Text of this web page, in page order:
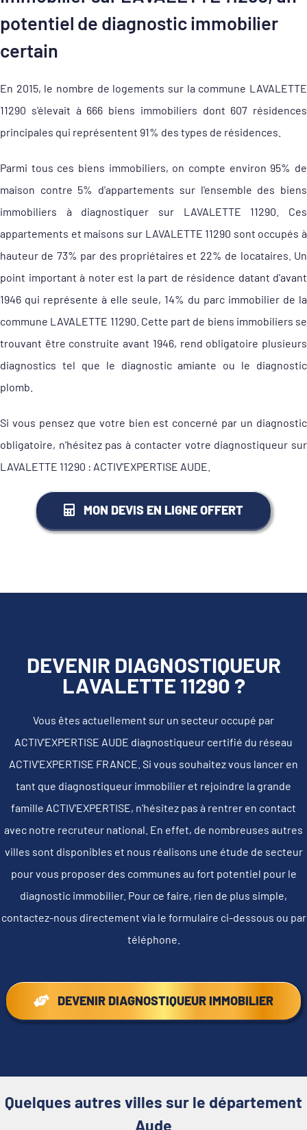
potentiel de diagnostic immobilier
certain
En 2015, le nombre de logements sur la commune LAVALETTE
11290 s'élevait à 666 biens immobiliers dont 607 résidences
principales qui représentent 91% des types de résidences.
Parmi tous ces biens immobiliers, on compte environ 95% de
maison contre 5% d'appartements sur l'ensemble des biens
immobiliers à diagnostiquer sur LAVALETTE 11290. Ces
appartements et maisons sur LAVALETTE 11290 sont occupés à
hauteur de 73% par des propriétaires et 22% de locataires. Un
point important à noter est la part de résidence datant d'avant
1946 qui représente à elle seule, 14% du parc immobilier de la
commune LAVALETTE 11290. Cette part de biens immobiliers se
trouvant être construite avant 1946, rend obligatoire plusieurs
diagnostics tel que le diagnostic amiante ou le diagnostic
plomb.
Si vous pensez que votre bien est concerné par un diagnostic
obligatoire, n'hésitez pas à contacter votre diagnostiqueur sur
LAVALETTE 11290 : ACTIV'EXPERTISE AUDE.
MON DEVIS EN LIGNE OFFERT
DEVENIR DIAGNOSTIQUEUR
LAVALETTE 11290 ?
Vous êtes actuellement sur un secteur occupé par
ACTIV'EXPERTISE AUDE diagnostiqueur certifié du réseau
ACTIV'EXPERTISE FRANCE. Si vous souhaitez vous lancer en
tant que diagnostiqueur immobilier et rejoindre la grande
famille ACTIV'EXPERTISE, n'hésitez pas à rentrer en contact
avec notre recruteur national. En effet, de nombreuses autres
villes sont disponibles et nous réalisons une étude de secteur
pour vous proposer des communes au fort potentiel pour le
diagnostic immobilier. Pour ce faire, rien de plus simple,
contactez-nous directement via le formulaire ci-dessous ou par
téléphone.
DEVENIR DIAGNOSTIQUEUR IMMOBILIER
Quelques autres villes sur le département
Aude